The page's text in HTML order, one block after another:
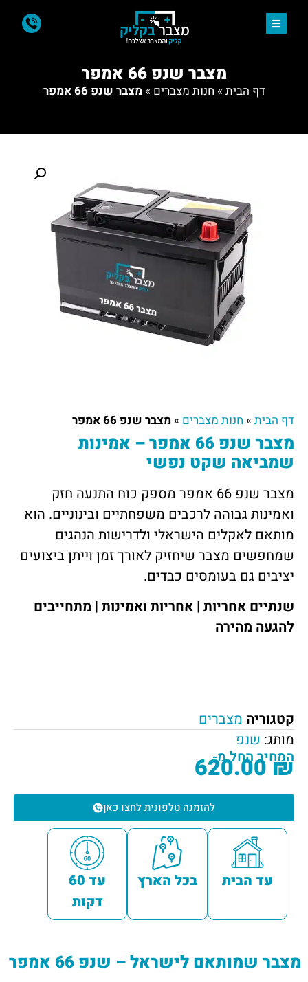
מצבר שנפ 66 אמפר
דף הבית » חנות מצברים »מצבר שנפ 66 אמפר
דף הבית » חנות מצברים » מצבר שנפ 66 אמפר
מצבר שנפ 66 אמפר – אמינות
שמביאה שקט נפשי
מצבר שנפ 66 אמפר מספק כוח התנעה חזק
ואמינות גבוהה לרכבים משפחתיים ובינוניים. הוא
מותאם לאקלים הישראלי ולדרישות הנהגים
שמחפשים מצבר שיחזיק לאורך זמן וייתן ביצועים
יציבים גם בעומסים כבדים.
שנתיים אחריות | אחריות ואמינות | מתחייבים
להגעה מהירה
קטגוריה מצברים
מותג: שנפ
המחיר החל מ-
620.00₪
להזמנה טלפונית לחצו כאן
עד הבית בכל הארץ
עד 60
דקות
מצבר שמותאם לישראל – שנפ 66 אמפר